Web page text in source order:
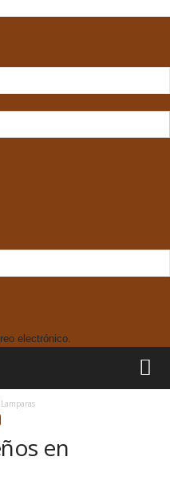
electrónico.
en